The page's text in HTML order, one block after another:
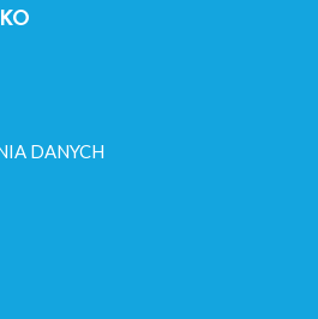
DANYCH